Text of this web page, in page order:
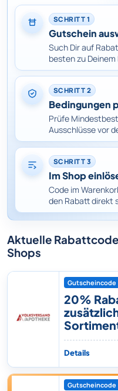
SCHRITT 1
Gutschein
Such Dir auf
besten zu
SCHRITT 2
Bedingungen
Prüfe
Ausschlüsse vor
SCHRITT 3
Im Shop
Code im
den Rabatt direkt
Aktuelle
Shops
Gutscheincode
20%
Details
Gutscheincode